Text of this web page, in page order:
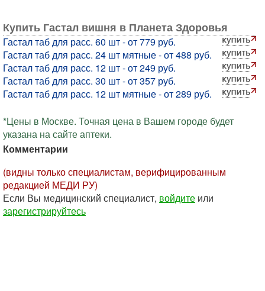
Купить Гастал вишня в Планета Здоровья
Гастал таб для расс. 60 шт - от 779 руб.
Гастал таб для расс. 24 шт мятные - от 488 руб.
Гастал таб для расс. 12 шт - от 249 руб.
Гастал таб для расс. 30 шт - от 357 руб.
Гастал таб для расс. 12 шт мятные - от 289 руб.
*Цены в Москве. Точная цена в Вашем городе будет
указана на сайте аптеки.
Комментарии
(видны только специалистам, верифицированным
редакцией МЕДИ РУ)
Если Вы медицинский специалист, войдите или
зарегистрируйтесь